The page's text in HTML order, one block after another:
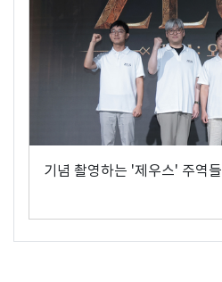
기념 촬영하는 '제우스' 주역들